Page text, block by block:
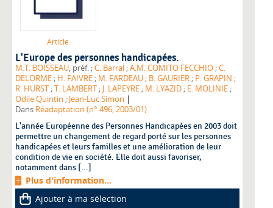
Article
L'Europe des personnes handicapées.
M.T. BOISSEAU , préf. ;C. Barral ;A.M. COMITO FECCHIO ;C.
DELORME ; H. FAIVRE ; M. FARDEAU ; B. GAURIER ; P. GRAPIN ;
R. HURST ;T. LAMBERT ; J. LAPEYRE ; M. LYAZID ; E. MOLINIE ;
Odile Quintin ; Jean-Luc Simon |
Dans Réadaptation (n° 496, 2003/01)
L'année Européenne des Personnes Handicapées en 2003 doit
permettre un changement de regard porté sur les personnes
handicapées et leurs familles et une amélioration de leur
condition de vie en société. Elle doit aussi favoriser,
notamment dans [...]
Plus d'information...
Ajouter à ma sélection